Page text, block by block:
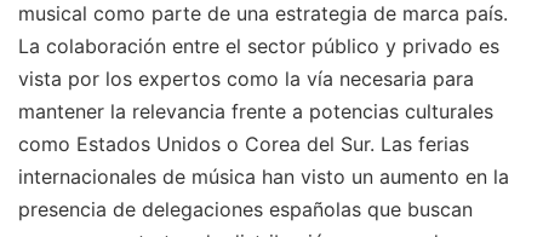
musical como parte de una estrategia de marca país.
La colaboración entre el sector público y privado es
vista por los expertos como la vía necesaria para
mantener la relevancia frente a potencias culturales
como Estados Unidos o Corea del Sur. Las ferias
internacionales de música han visto un aumento en la
presencia de delegaciones españolas que buscan